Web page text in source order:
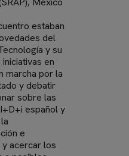
estaban
del
y su
en
marcha por la
y debatir
sobre las
español y
e
y acercar los